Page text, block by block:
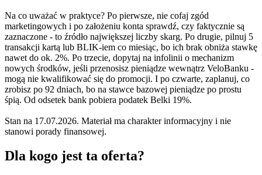
Na co uważać w praktyce? Po pierwsze, nie cofaj zgód
marketingowych i po założeniu konta sprawdź, czy faktycznie są
zaznaczone - to źródło największej liczby skarg. Po drugie, pilnuj 5
transakcji kartą lub BLIK-iem co miesiąc, bo ich brak obniża stawkę
nawet do ok. 2%. Po trzecie, dopytaj na infolinii o mechanizm
nowych środków, jeśli przenosisz pieniądze wewnątrz VeloBanku -
mogą nie kwalifikować się do promocji. I po czwarte, zaplanuj, co
zrobisz po 92 dniach, bo na stawce bazowej pieniądze po prostu
śpią. Od odsetek bank pobiera podatek Belki 19%.
Stan na 17.07.2026. Materiał ma charakter informacyjny i nie
stanowi porady finansowej.
Dla kogo jest ta oferta?